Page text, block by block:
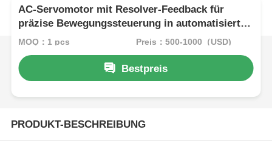
AC-Servomotor mit Resolver-Feedback für
präzise Bewegungssteuerung in automatisierten
Fertigungssystemen
MOQ：1 pcs Preis：500-1000（USD)
Bestpreis
PRODUKT-BESCHREIBUNG